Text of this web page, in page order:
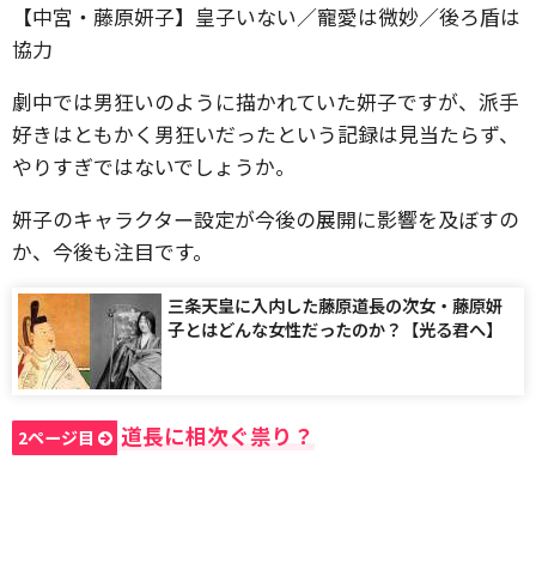
【中宮・藤原妍子】皇子いない／寵愛は微妙／後ろ盾は
協力
劇中では男狂いのように描かれていた妍子ですが、派手
好きはともかく男狂いだったという記録は見当たらず、
やりすぎではないでしょうか。
妍子のキャラクター設定が今後の展開に影響を及ぼすの
か、今後も注目です。
三条天皇に入内した藤原道長の次女・藤原妍
子とはどんな女性だったのか？【光る君へ】
2ページ目 道長に相次ぐ祟り？